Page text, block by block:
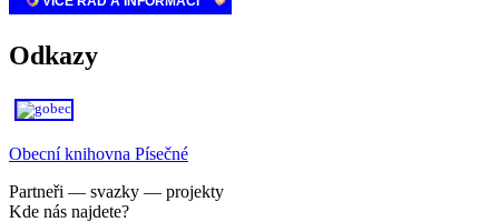
Odkazy
Obecní knihovna Písečné
Partneři — svazky — projekty
Kde nás najdete?